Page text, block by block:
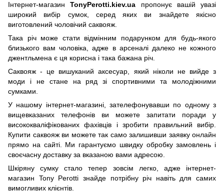
Інтернет-магазинTonyPerotti.kiev.ua пропонує вашій увазі
широкий вибір сумок, серед яких ви знайдете якісно
виготовлений чоловічий саквояж.
Така річ може стати відмінним подарунком для будь-якого
близького вам чоловіка, адже в арсеналі далеко не кожного
джентльмена є ця корисна і така бажана річ.
Саквояж - це вишуканий аксесуар, який ніколи не вийде з
моди і не стане на ряд зі спортивними та молодіжними
сумками.
У нашому інтернет-магазині, зателефонувавши по одному з
вищевказаних телефонів ви можете запитати поради у
висококваліфікованих фахівців і зробити правильний вибір.
Купити саквояж ви можете так само залишивши заявку онлайн
прямо на сайті. Ми гарантуємо швидку обробку замовлень і
своєчасну доставку за вказаною вами адресою.
Шкіряну сумку стало тепер зовсім легко, адже інтернет-
магазин Tony Perotti знайде потрібну річ навіть для самих
вимогливих клієнтів.